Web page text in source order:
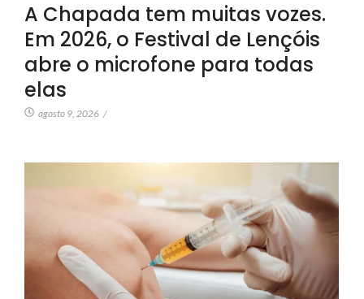
A Chapada tem muitas vozes.
Em 2026, o Festival de Lençóis
abre o microfone para todas
elas
agosto 9, 2026 /